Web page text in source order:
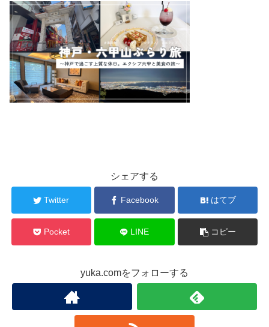
シェアする
Twitter Facebook はてブ
Pocket LINE コピー
yuka.comをフォローする